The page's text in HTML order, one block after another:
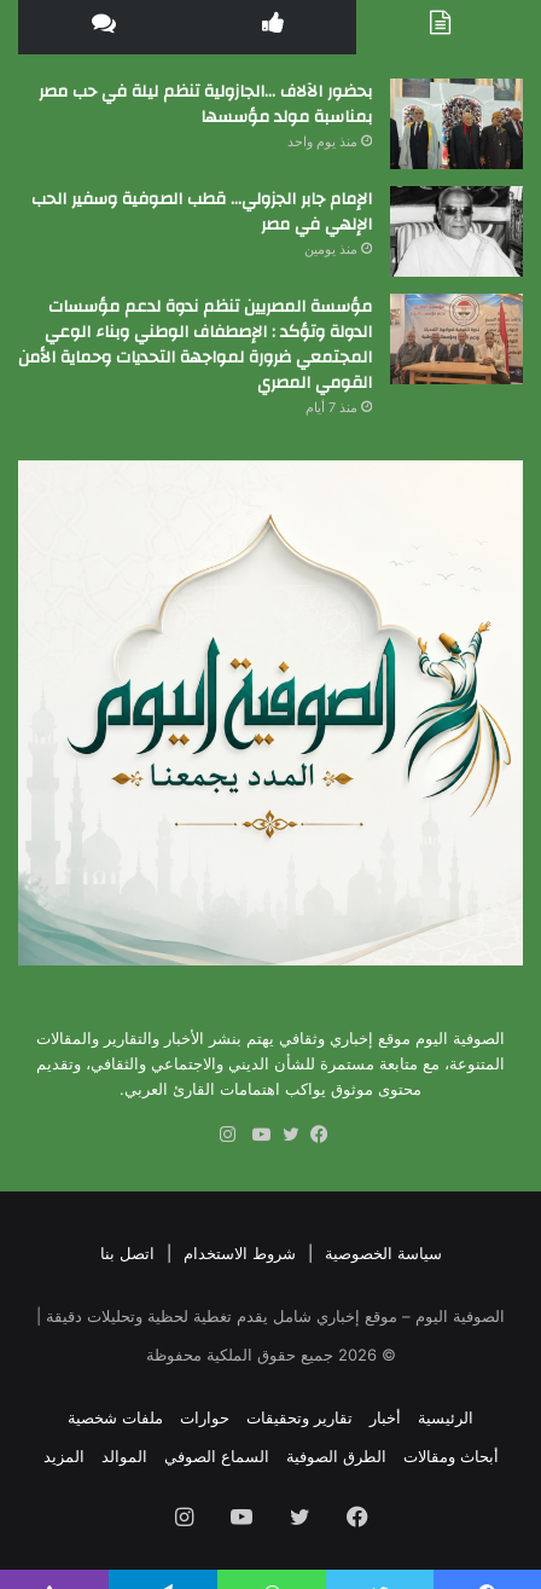
بحضور الآلاف …الجازولية تنظم ليلة في حب مصر
بمناسبة مولد مؤسسها
منذ يوم واحد
الإمام جابر الجزولي… قطب الصوفية وسفير الحب
الإلهي في مصر
منذ يومين
مؤسسة المصريين تنظم ندوة لدعم مؤسسات
الدولة وتؤكد : الإصطفاف الوطني وبناء الوعي
المجتمعي ضرورة لمواجهة التحديات وحماية الأمن
القومي المصري
منذ 7 أيام
الصوفية اليوم موقع إخباري وثقافي يهتم بنشر الأخبار والتقارير والمقالات
المتنوعة، مع متابعة مستمرة للشأن الديني والاجتماعي والثقافي، وتقديم
محتوى موثوق يواكب اهتمامات القارئ العربي.
سياسة الخصوصية شروط الاستخدام اتصل بنا
الصوفية اليوم – موقع إخباري شامل يقدم تغطية لحظية وتحليلات دقيقة |
©
2026 جميع حقوق الملكية محفوظة
الرئيسية أخبار تقارير وتحقيقات حوارات
ملفات شخصية
أبحاث ومقالات
الطرق الصوفية السماع الصوفي الموالد المزيد
فيسبوك تويتر يوتيوب